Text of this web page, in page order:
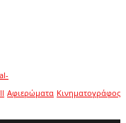
Αφιερώματα Κινηματογράφος